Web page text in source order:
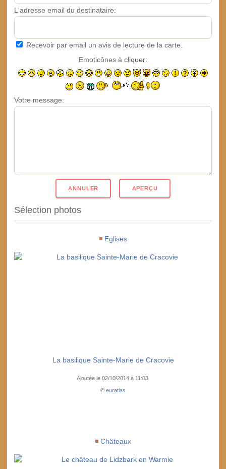
L'adresse email du destinataire:
Recevoir par email un avis de lecture de la carte.
Emoticônes à cliquer:
Votre message:
Sélection photos
Eglises
La basilique Sainte-Marie de Cracovie
Ajoutée le 02/10/2014 à 11:03
© euratlas
Châteaux